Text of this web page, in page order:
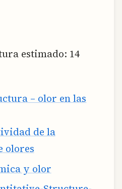
estimado: 14
– olor en las
de la
olores
y olor